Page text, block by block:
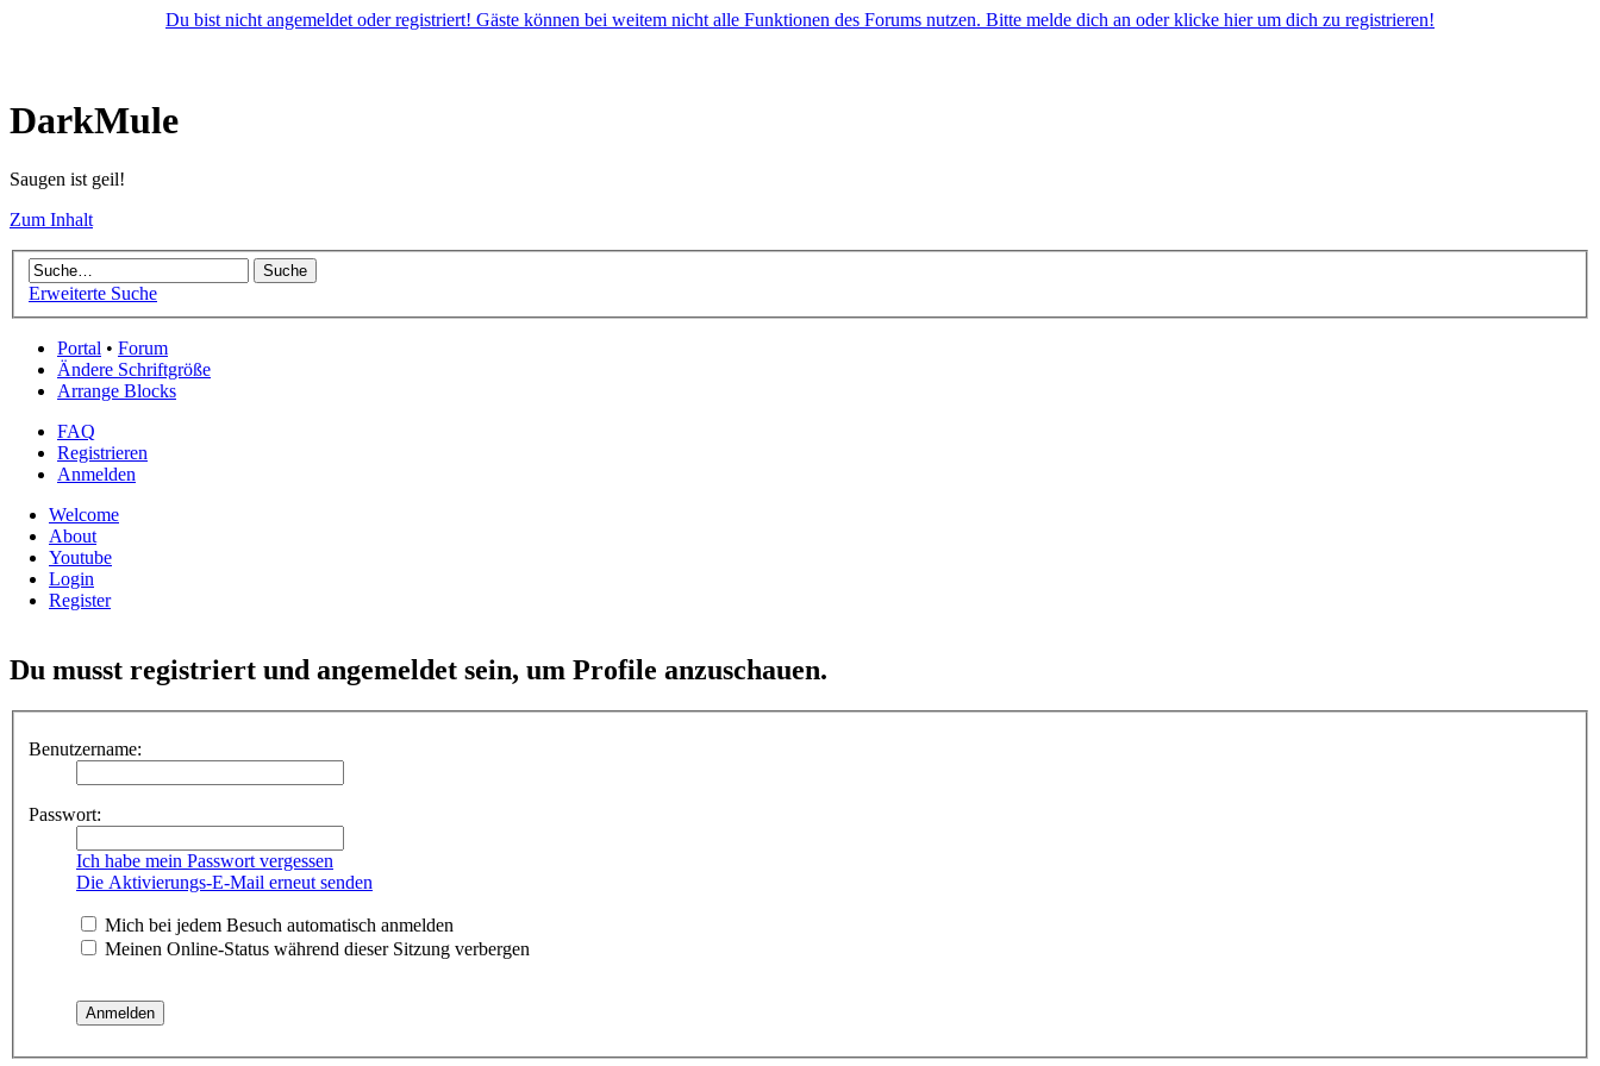
Du bist nicht angemeldet oder registriert! Gäste können bei weitem nicht alle Funktionen des Forums nutzen. Bitte melde dich an oder klicke hier um dich zu registrieren!
DarkMule
Saugen ist geil!
Zum Inhalt
Erweiterte Suche
Portal • Forum
Ändere Schriftgröße
Arrange Blocks
FAQ
Registrieren
Anmelden
Welcome
About
Youtube
Login
Register
Du musst registriert und angemeldet sein, um Profile anzuschauen.
Benutzername:
Passwort:
Ich habe mein Passwort vergessen
Die Aktivierungs-E-Mail erneut senden
Mich bei jedem Besuch automatisch anmelden
Meinen Online-Status während dieser Sitzung verbergen